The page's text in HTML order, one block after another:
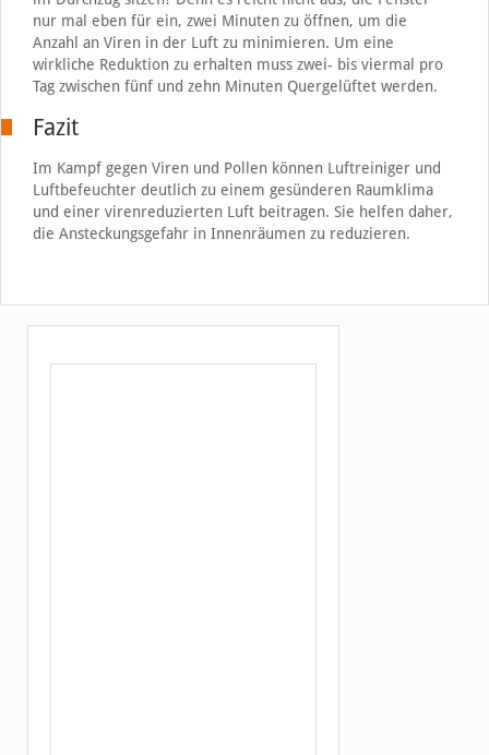
nur mal eben für ein, zwei Minuten zu öffnen, um die
Anzahl an Viren in der Luft zu minimieren. Um eine
wirkliche Reduktion zu erhalten muss zwei- bis viermal pro
Tag zwischen fünf und zehn Minuten Quergelüftet werden.
Fazit
Im Kampf gegen Viren und Pollen können Luftreiniger und
Luftbefeuchter deutlich zu einem gesünderen Raumklima
und einer virenreduzierten Luft beitragen. Sie helfen daher,
die Ansteckungsgefahr in Innenräumen zu reduzieren.